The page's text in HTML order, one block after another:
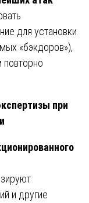
для установки
«бэкдоров»),
при
и другие